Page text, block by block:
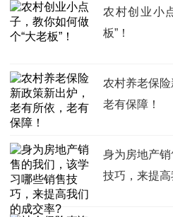
农村创业小
板”！
农村养老保险
老有保障！
身为房地产
技巧，来提